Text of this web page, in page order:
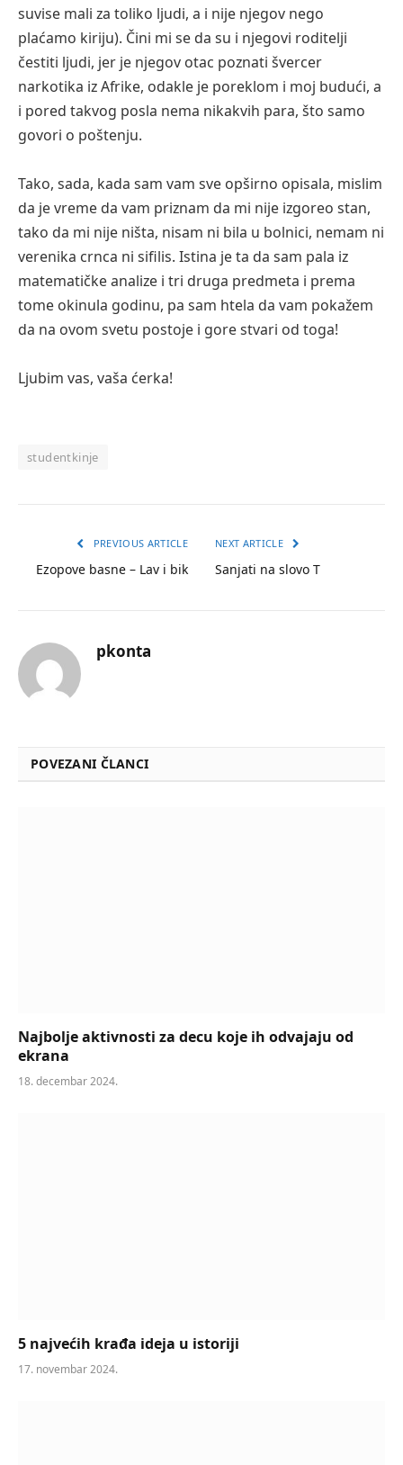
suvise mali za toliko ljudi, a i nije njegov nego
plaćamo kiriju). Čini mi se da su i njegovi roditelji
čestiti ljudi, jer je njegov otac poznati švercer
narkotika iz Afrike, odakle je poreklom i moj budući, a
i pored takvog posla nema nikakvih para, što samo
govori o poštenju.
Tako, sada, kada sam vam sve opširno opisala, mislim
da je vreme da vam priznam da mi nije izgoreo stan,
tako da mi nije ništa, nisam ni bila u bolnici, nemam ni
verenika crnca ni sifilis. Istina je ta da sam pala iz
matematičke analize i tri druga predmeta i prema
tome okinula godinu, pa sam htela da vam pokažem
da na ovom svetu postoje i gore stvari od toga!
Ljubim vas, vaša ćerka!
studentkinje
PREVIOUS ARTICLE
Ezopove basne – Lav i bik
NEXT ARTICLE
Sanjati na slovo T
pkonta
POVEZANI ČLANCI
Najbolje aktivnosti za decu koje ih odvajaju od
ekrana
18. decembar 2024.
5 najvećih krađa ideja u istoriji
17. novembar 2024.